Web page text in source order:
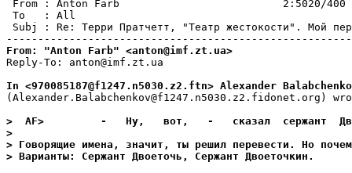
From : Anton Farb                          2:5020/400
To   : All
Subj : Re: Терри Пратчетт, "Театр
From: "Anton Farb" <anton@imf.zt.ua>
Reply-To: anton@imf.zt.ua
In <970085187@f1247.n5030.z2.ftn> Alexander
(Alexander.Balabchenkov@f1247.n5030.z2.fidonet.org)
>  AF>         -   Ну,   вот,   -   сказал  сержант
>
> Говорящие имена, значит, ты решил перевести. Но
> Варианты: Сержант Двоеточь, Сержант Двоеточкин.